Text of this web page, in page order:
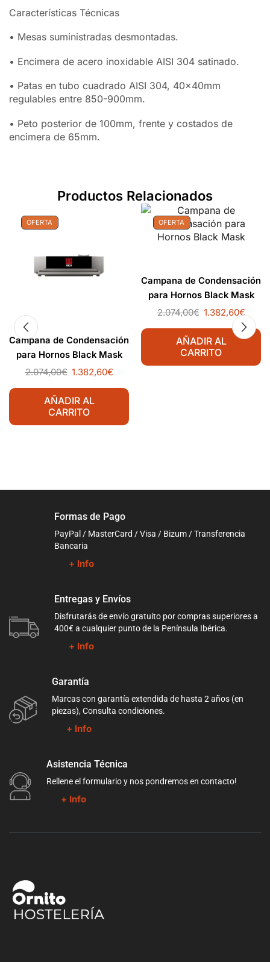
Características Técnicas
• Mesas suministradas desmontadas.
• Encimera de acero inoxidable AISI 304 satinado.
• Patas en tubo cuadrado AISI 304, 40x40mm
regulables entre 850-900mm.
• Peto posterior de 100mm, frente y costados de
encimera de 65mm.
Productos Relacionados
OFERTA
Campana de Condensación
para Hornos Black Mask
2.074,00€ 1.382,60€
AÑADIR AL
CARRITO
OFERTA
Campana de Condensación
para Hornos Black Mask
2.074,00€ 1.382,60€
AÑADIR AL
CARRITO
Formas de Pago
PayPal / MasterCard / Visa / Bizum / Transferencia
Bancaria
+ Info
Entregas y Envíos
Disfrutarás de envío gratuito por compras superiores a
400€ a cualquier punto de la Península Ibérica.
+ Info
Garantía
Marcas con garantía extendida de hasta 2 años (en
piezas), Consulta condiciones.
+ Info
Asistencia Técnica
Rellene el formulario y nos pondremos en contacto!
+ Info